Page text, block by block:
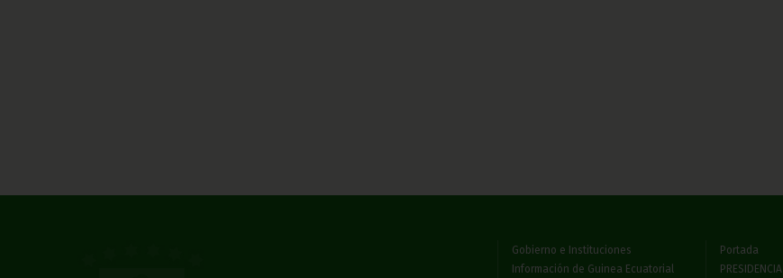
Gobierno e Instituciones
Información de Guinea Ecuatorial
Portada
PRESIDENCIA